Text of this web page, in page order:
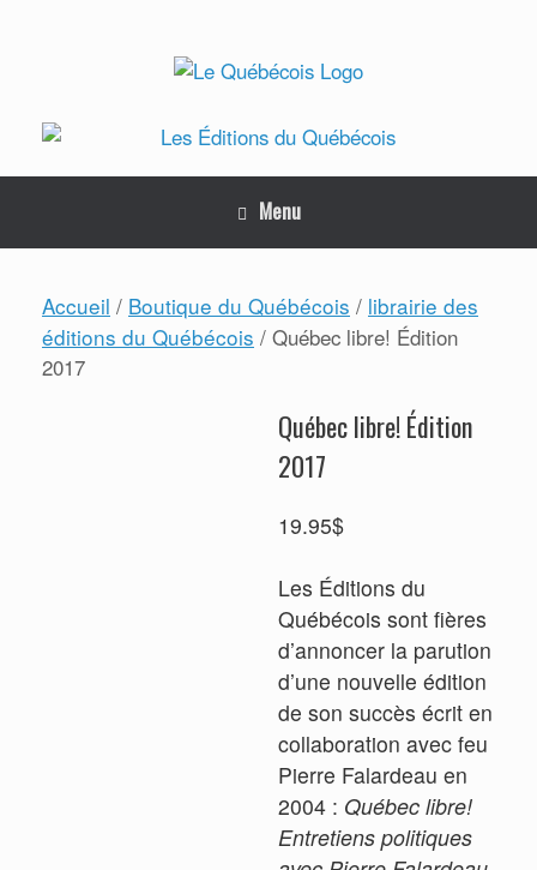
Menu
Accueil / Boutique du Québécois / librairie des
éditions du Québécois / Québec libre! Édition
2017
Québec libre! Édition
2017
19.95$
Les Éditions du
Québécois sont fières
d’annoncer la parution
d’une nouvelle édition
de son succès écrit en
collaboration avec feu
Pierre Falardeau en
2004 : Québec libre!
Entretiens politiques